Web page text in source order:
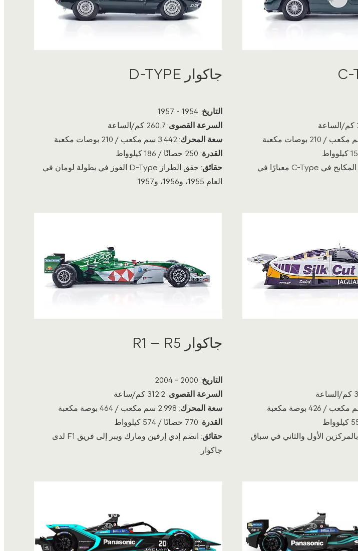
: أصبحت أقراص المكابح في C-Type معيارًا في
جاكوار D-TYPE
التاريخ: 1954 - 1957
السرعة القصوى: 260.7 كم/الساعة
سعة المحرك: 3,442 سم مكعب / 210 بوصات مكعبة
القدرة: 250 حصانًا / 186 كيلوواط
حقائق
: حقق الطراز D-Type الفوز في بطولة لومان في
العام 1955، و1956، و1957.
: فازت XJR-12 بالمركزين الأول والثاني في سباق
جاكوار R1 – R5
التاريخ: 2000 - 2004
السرعة القصوى: 312.2 كم/ساعة
سعة المحرك: 2,998 سم مكعب / 464 بوصة مكعبة
القدرة: 770 حصانًا / 574 كيلوواط
حقائق
: انضم إدي إرفين ومارك ويبر إلى فريق F1 لدى
جاكوار.